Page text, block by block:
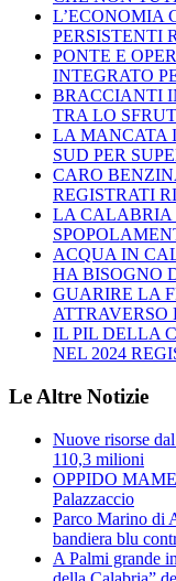
L’ECONOMIA
PERSISTENTI
PONTE E
INTEGRATO
BRACCIANTI
TRA LO
LA MANCATA
SUD PER
CARO
REGISTRATI
LA CALABRIA
ACQUA IN
HA BISOGNO
GUARIRE LA
IL PIL DELLA
NEL 2024
Le Altre Notizie
Nuove risorse
110,3 milioni
OPPIDO
Palazzaccio
Parco Marino di
bandiera blu
A Palmi grande